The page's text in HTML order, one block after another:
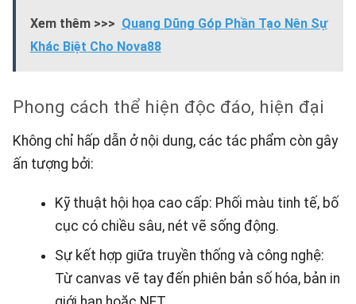
Xem thêm >>> Quang Dũng Góp Phần Tạo Nên Sự
Khác Biệt Cho Nova88
Phong cách thể hiện độc đáo, hiện đại
Không chỉ hấp dẫn ở nội dung, các tác phẩm còn gây
ấn tượng bởi:
Kỹ thuật hội họa cao cấp: Phối màu tinh tế, bố
cục có chiều sâu, nét vẽ sống động.
Sự kết hợp giữa truyền thống và công nghệ:
Từ canvas vẽ tay đến phiên bản số hóa, bản in